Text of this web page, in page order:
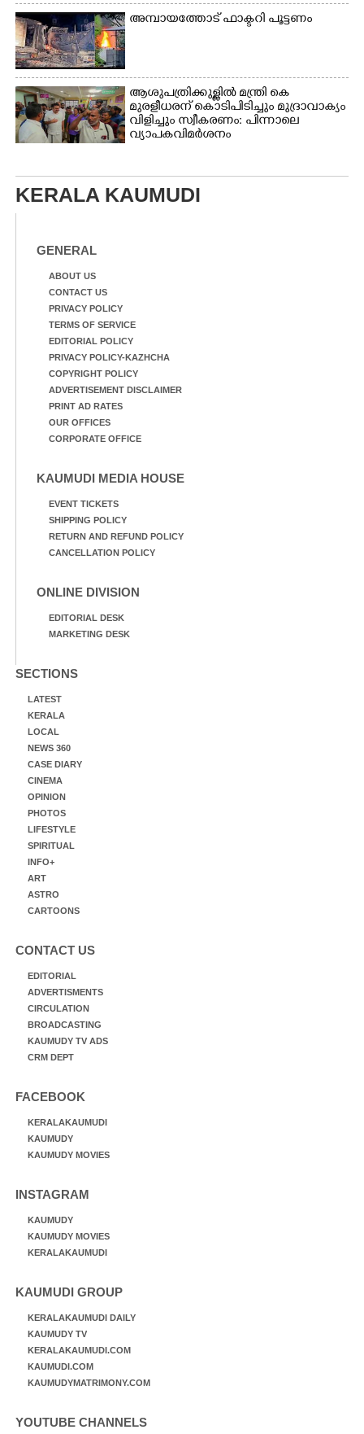
അമ്പായത്തോട് ഫാക്ടറി പൂട്ടണം
ആശുപത്രിക്കുള്ളിൽ മന്ത്രി കെ
മുരളീധരന് കൊടിപിടിച്ചും മുദ്രാവാക്യം
വിളിച്ചും സ്വീകരണം: പിന്നാലെ
വ്യാപകവിമർശനം
KERALA KAUMUDI
GENERAL
ABOUT US
CONTACT US
PRIVACY POLICY
TERMS OF SERVICE
EDITORIAL POLICY
PRIVACY POLICY-KAZHCHA
COPYRIGHT POLICY
ADVERTISEMENT DISCLAIMER
PRINT AD RATES
OUR OFFICES
CORPORATE OFFICE
KAUMUDI MEDIA HOUSE
EVENT TICKETS
SHIPPING POLICY
RETURN AND REFUND POLICY
CANCELLATION POLICY
ONLINE DIVISION
EDITORIAL DESK
MARKETING DESK
SECTIONS
LATEST
KERALA
LOCAL
NEWS 360
CASE DIARY
CINEMA
OPINION
PHOTOS
LIFESTYLE
SPIRITUAL
INFO+
ART
ASTRO
CARTOONS
CONTACT US
EDITORIAL
ADVERTISMENTS
CIRCULATION
BROADCASTING
KAUMUDY TV ADS
CRM DEPT
FACEBOOK
KERALAKAUMUDI
KAUMUDY
KAUMUDY MOVIES
INSTAGRAM
KAUMUDY
KAUMUDY MOVIES
KERALAKAUMUDI
KAUMUDI GROUP
KERALAKAUMUDI DAILY
KAUMUDY TV
KERALAKAUMUDI.COM
KAUMUDI.COM
KAUMUDYMATRIMONY.COM
YOUTUBE CHANNELS